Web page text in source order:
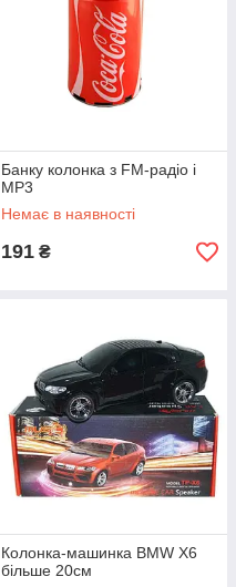
Банку колонка з FM-радіо і
MP3
Немає в наявності
191 ₴
Колонка-машинка BMW X6
більше 20см